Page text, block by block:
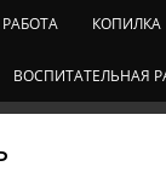
КОПИЛКА
ВОСПИТАТЕЛЬНАЯ